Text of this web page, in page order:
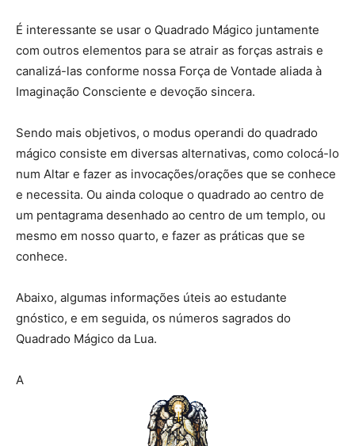
É interessante se usar o Quadrado Mágico juntamente
com outros elementos para se atrair as forças astrais e
canalizá-las conforme nossa Força de Vontade aliada à
Imaginação Consciente e devoção sincera.
Sendo mais objetivos, o modus operandi do quadrado
mágico consiste em diversas alternativas, como colocá-lo
num Altar e fazer as invocações/orações que se conhece
e necessita. Ou ainda coloque o quadrado ao centro de
um pentagrama desenhado ao centro de um templo, ou
mesmo em nosso quarto, e fazer as práticas que se
conhece.
Abaixo, algumas informações úteis ao estudante
gnóstico, e em seguida, os números sagrados do
Quadrado Mágico da Lua.
A